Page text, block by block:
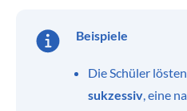
Beispiele
Die Schüler
sukzessiv, eine